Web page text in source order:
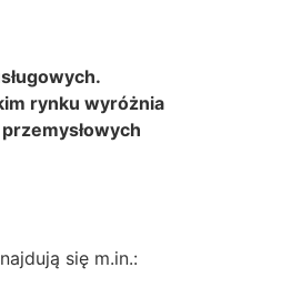
rynku wyróżnia
się m.in.: